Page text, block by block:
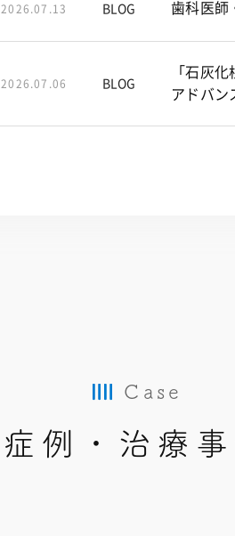
2026.07.13 BLOG 歯科医師
2026.07.06 BLOG
「石灰
アドバン
Case
症例・治療事